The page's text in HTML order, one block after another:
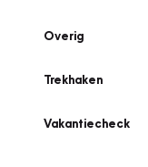
Overig
Trekhaken
Vakantiecheck